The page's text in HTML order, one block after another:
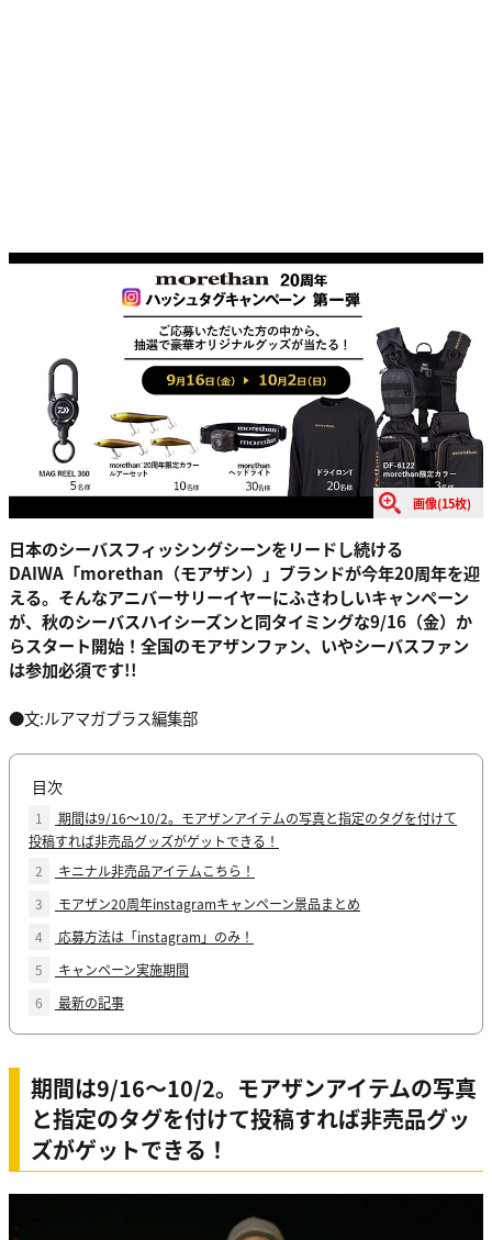
画像(15枚)
日本のシーバスフィッシングシーンをリードし続ける
DAIWA「morethan（モアザン）」ブランドが今年20周年を迎
える。そんなアニバーサリーイヤーにふさわしいキャンペーン
が、秋のシーバスハイシーズンと同タイミングな9/16（金）か
らスタート開始！全国のモアザンファン、いやシーバスファン
は参加必須です!!
●文:ルアマガプラス編集部
目次
1
期間は9/16～10/2。モアザンアイテムの写真と指定のタグを付けて
投稿すれば非売品グッズがゲットできる！
2
キニナル非売品アイテムこちら！
3
モアザン20周年instagramキャンペーン景品まとめ
4
応募方法は「instagram」のみ！
5
キャンペーン実施期間
6
最新の記事
期間は9/16～10/2。モアザンアイテムの写真
と指定のタグを付けて投稿すれば非売品グッ
ズがゲットできる！